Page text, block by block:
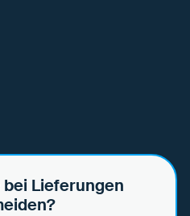
Lieferungen